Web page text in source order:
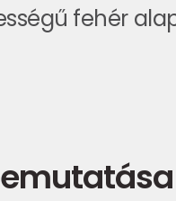
fehér